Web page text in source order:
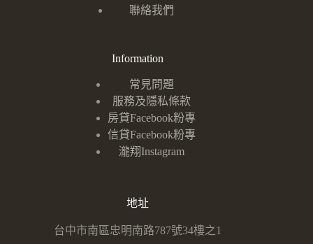
聯絡我們
Information
常見問題
服務及隱私條款
房貸Facebook粉專
信貸Facebook粉專
瀧翔Instagram
地址
台中市南區忠明南路787號34樓之1